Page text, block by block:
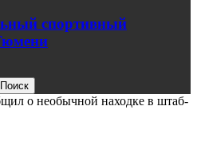
спортивный
о необычной находке в штаб-